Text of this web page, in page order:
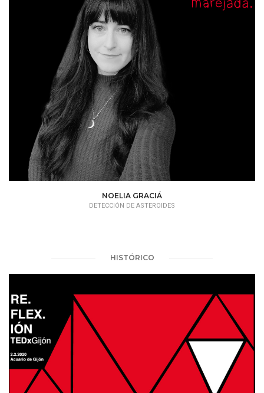
NOELIA GRACIÁ
DETECCIÓN DE ASTEROIDES
HISTÓRICO